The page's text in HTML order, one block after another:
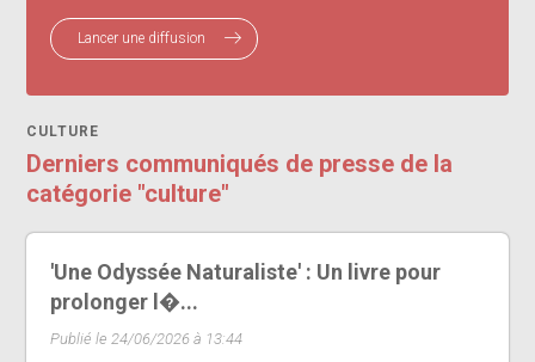
Lancer une diffusion
CULTURE
Derniers communiqués de presse de la
catégorie "culture"
'Une Odyssée Naturaliste' : Un livre pour
prolonger l�...
Publié le 24/06/2026 à 13:44